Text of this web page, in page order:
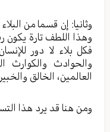
وثانيا: إن قسما من
وهذا اللطف تارة يكون
فكل بلاء لا دور
والحوادث والكوارث
العالمين، الخالق
ومن هنا قد يرد هذا